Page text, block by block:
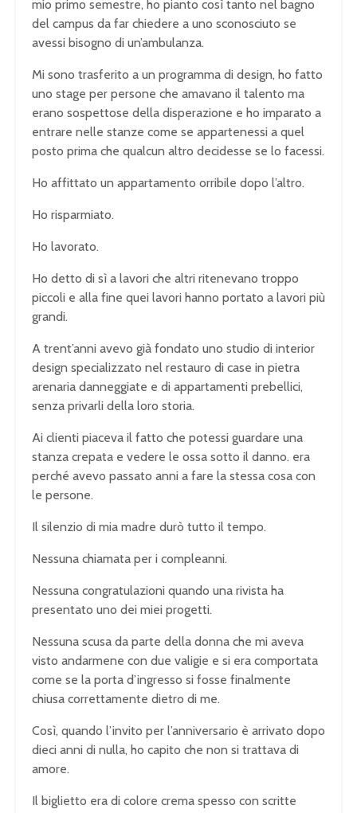
mio primo semestre, ho pianto così tanto nel bagno
del campus da far chiedere a uno sconosciuto se
avessi bisogno di un’ambulanza.
Mi sono trasferito a un programma di design, ho fatto
uno stage per persone che amavano il talento ma
erano sospettose della disperazione e ho imparato a
entrare nelle stanze come se appartenessi a quel
posto prima che qualcun altro decidesse se lo facessi.
Ho affittato un appartamento orribile dopo l’altro.
Ho risparmiato.
Ho lavorato.
Ho detto di sì a lavori che altri ritenevano troppo
piccoli e alla fine quei lavori hanno portato a lavori più
grandi.
A trent’anni avevo già fondato uno studio di interior
design specializzato nel restauro di case in pietra
arenaria danneggiate e di appartamenti prebellici,
senza privarli della loro storia.
Ai clienti piaceva il fatto che potessi guardare una
stanza crepata e vedere le ossa sotto il danno. era
perché avevo passato anni a fare la stessa cosa con
le persone.
Il silenzio di mia madre durò tutto il tempo.
Nessuna chiamata per i compleanni.
Nessuna congratulazioni quando una rivista ha
presentato uno dei miei progetti.
Nessuna scusa da parte della donna che mi aveva
visto andarmene con due valigie e si era comportata
come se la porta d’ingresso si fosse finalmente
chiusa correttamente dietro di me.
Così, quando l’invito per l’anniversario è arrivato dopo
dieci anni di nulla, ho capito che non si trattava di
amore.
Il biglietto era di colore crema spesso con scritte